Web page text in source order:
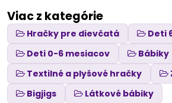
Viac z kategórie
Hračky pre dievčatá
Deti
Deti 0-6 mesiacov
Bábiky
Textilné a plyšové hračky
Bigjigs
Látkové bábiky